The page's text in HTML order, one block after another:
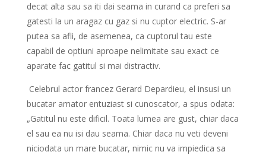
decat alta sau sa iti dai seama in curand ca preferi sa
gatesti la un aragaz cu gaz si nu cuptor electric. S-ar
putea sa afli, de asemenea, ca cuptorul tau este
capabil de optiuni aproape nelimitate sau exact ce
aparate fac gatitul si mai distractiv.
Celebrul actor francez Gerard Depardieu, el insusi un
bucatar amator entuziast si cunoscator, a spus odata:
„Gatitul nu este dificil. Toata lumea are gust, chiar daca
el sau ea nu isi dau seama. Chiar daca nu veti deveni
niciodata un mare bucatar, nimic nu va impiedica sa